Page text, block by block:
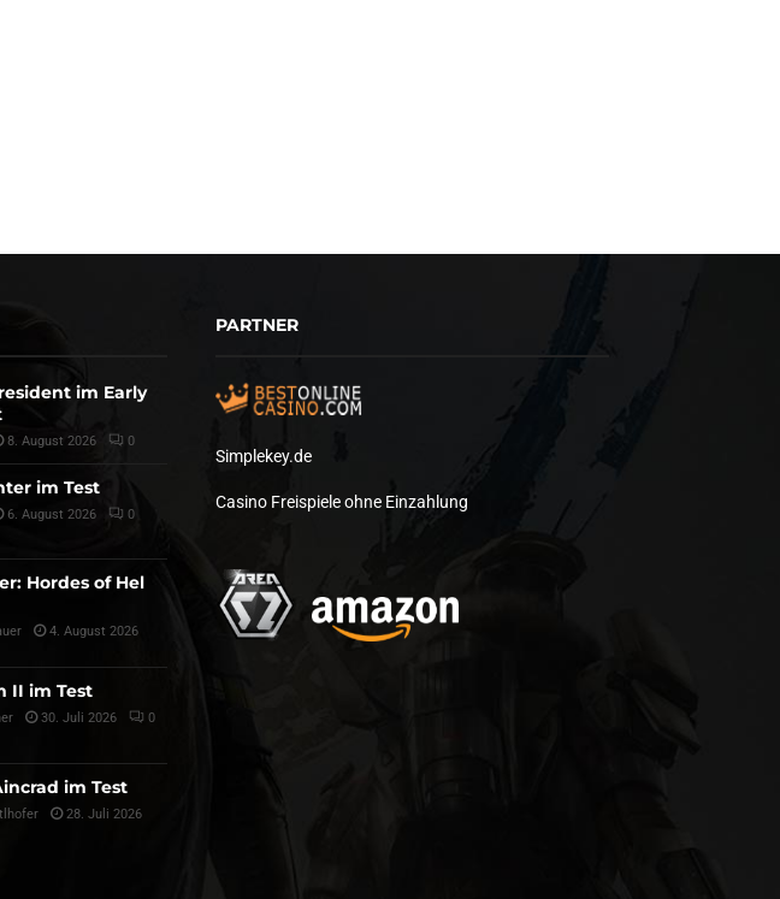
im Early
8. August 2026 0
im Test
6. August 2026 0
Hordes of Hel
4. August 2026
II im Test
30. Juli 2026 0
im Test
28. Juli 2026
PARTNER
Simplekey.de
Casino Freispiele ohne Einzahlung